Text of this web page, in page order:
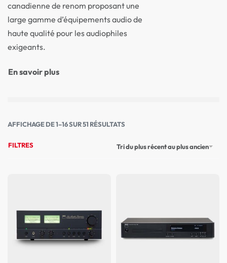
canadienne de renom proposant une
large gamme d’équipements audio de
haute qualité pour les audiophiles
exigeants.
En savoir plus
AFFICHAGE DE 1–16 SUR 51 RÉSULTATS
Tri du plus récent au plus ancien
FILTRES